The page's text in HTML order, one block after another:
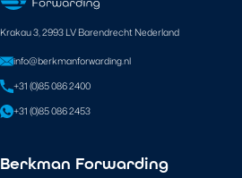
Krakau 3, 2993 LV Barendrecht Nederland
info@berkmanforwarding.nl
+31 (0)85 086 2400
+31 (0)85 086 2453
Berkman Forwarding